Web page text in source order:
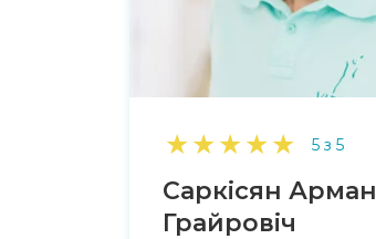
★★★★★ 5 з 5
Саркісян Арман
Грайровіч